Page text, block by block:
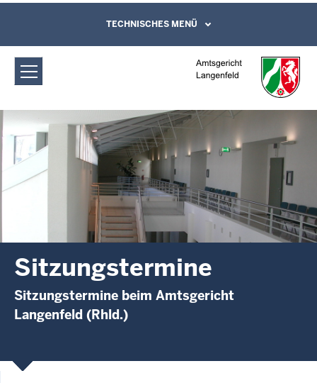
Amtsgericht Langenfeld:
Sitzungstermine
Direkt zum Inhalt
Leichte Sprache, Gebärdensprachenvideo
und Kontaktformular
TECHNISCHES MENÜ
Sitzungstermine
Sitzungstermine beim Amtsgericht
Langenfeld (Rhld.)